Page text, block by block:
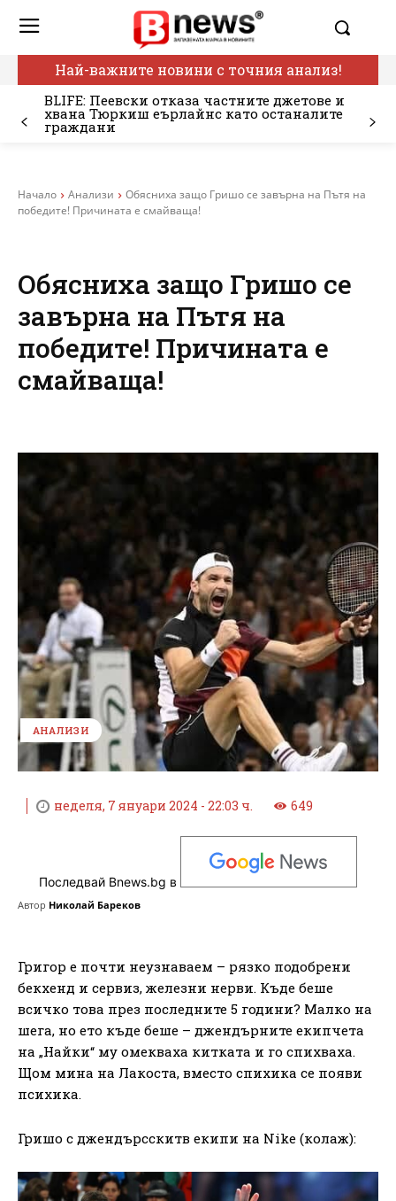
Най-важните новини с точния анализ!
BLIFE: Пеевски отказа частните джетове и
хвана Тюркиш еърлайнс като останалите
граждани
Начало Анализи
Обясниха защо Гришо се завърна на Пътя на
победите! Причината е смайваща!
Обясниха защо Гришо се
завърна на Пътя на
победите! Причината е
смайваща!
АНАЛИЗИ
неделя, 7 януари 2024 - 22:03 ч. 649
Последвай Bnews.bg в
Автор Николай Бареков
Григор е почти неузнаваем – рязко подобрени
бекхенд и сервиз, железни нерви. Къде беше
всичко това през последните 5 години? Малко на
шега, но ето къде беше – джендърните екипчета
на „Найки“ му омекваха китката и го спихваха.
Щом мина на Лакоста, вместо спихика се появи
психика.
Гришо с джендърсскитв екипи на Nike (колаж):